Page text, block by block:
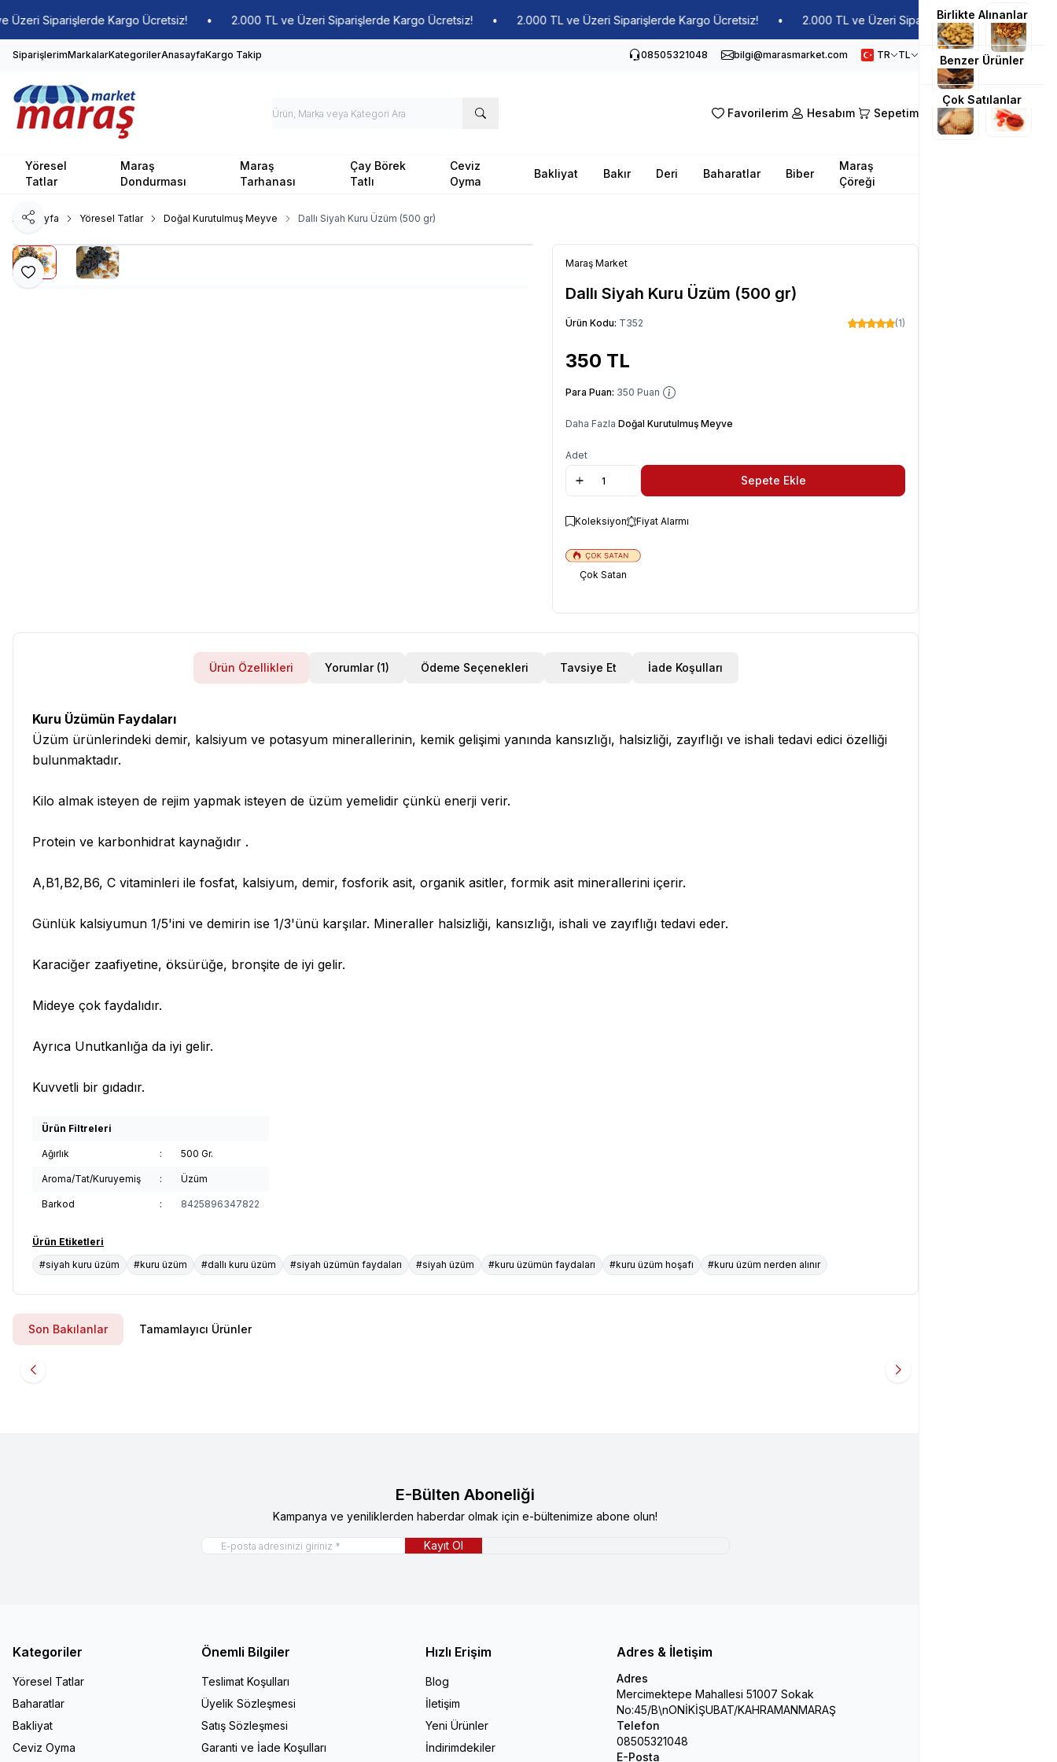
Siparişlerde Kargo Ücretsiz! • 2.000 TL ve Üzeri Siparişlerde Kargo Ücretsiz! • 2.000 TL ve Üzeri Siparişlerde Kargo Ücretsiz! • 2.000 TL ve Üzeri Siparişlerde Kargo Ücretsiz!
SiparişlerimMarkalarKategorilerAnasayfaKargo Takip 08505321048 bilgi@marasmarket.com TR TL
Favorilerim Hesabım Sepetim
Yöresel
Tatlar
Maraş
Dondurması
Maraş
Tarhanası
Çay Börek
Tatlı
Ceviz
Oyma
Bakliyat Bakır Deri Baharatlar Biber
Maraş
Çöreği
Ana Sayfa Yöresel Tatlar Doğal Kurutulmuş Meyve Dallı Siyah Kuru Üzüm (500 gr)
Favoriye Ekle
Paylaş
Maraş Market
Dallı Siyah Kuru Üzüm (500 gr)
Ürün Kodu: T352 (1)
350 TL
Para Puan: 350 Puan
Daha Fazla Doğal Kurutulmuş Meyve
Adet
Sepete Ekle
Koleksiyon Fiyat Alarmı
Çok Satan
Ürün Özellikleri Yorumlar (1) Ödeme Seçenekleri Tavsiye Et İade Koşulları
Kuru Üzümün Faydaları
Üzüm ürünlerindeki demir, kalsiyum ve potasyum minerallerinin, kemik gelişimi yanında kansızlığı, halsizliği, zayıflığı ve ishali tedavi edici özelliği
bulunmaktadır.
Kilo almak isteyen de rejim yapmak isteyen de üzüm yemelidir çünkü enerji verir.
Protein ve karbonhidrat kaynağıdır .
A,B1,B2,B6, C vitaminleri ile fosfat, kalsiyum, demir, fosforik asit, organik asitler, formik asit minerallerini içerir.
Günlük kalsiyumun 1/5'ini ve demirin ise 1/3'ünü karşılar. Mineraller halsizliği, kansızlığı, ishali ve zayıflığı tedavi eder.
Karaciğer zaafiyetine, öksürüğe, bronşite de iyi gelir.
Mideye çok faydalıdır.
Ayrıca Unutkanlığa da iyi gelir.
Kuvvetli bir gıdadır.
Ürün Filtreleri
Ağırlık : 500 Gr.
Aroma/Tat/Kuruyemiş : Üzüm
Barkod : 8425896347822
Ürün Etiketleri
#siyah kuru üzüm
#kuru üzüm #dallı kuru üzüm #siyah üzümün faydaları #siyah üzüm #kuru üzümün faydaları #kuru üzüm hoşafı #kuru üzüm nerden alınır
Birlikte Alınanlar
Benzer Ürünler
Çok Satılanlar
Son Bakılanlar Tamamlayıcı Ürünler
E-Bülten Aboneliği
Kampanya ve yeniliklerden haberdar olmak için e-bültenimize abone olun!
Kayıt Ol
Kategoriler
Yöresel Tatlar
Baharatlar
Bakliyat
Ceviz Oyma
Önemli Bilgiler
Teslimat Koşulları
Üyelik Sözleşmesi
Satış Sözleşmesi
Garanti ve İade Koşulları
Hızlı Erişim
Blog
İletişim
Yeni Ürünler
İndirimdekiler
Adres & İletişim
Adres
Mercimektepe Mahallesi 51007 Sokak
No:45/B\nONİKİŞUBAT/KAHRAMANMARAŞ
Telefon
08505321048
E-Posta